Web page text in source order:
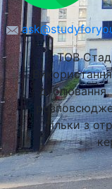
ТОВ
дублювання,
тільки з